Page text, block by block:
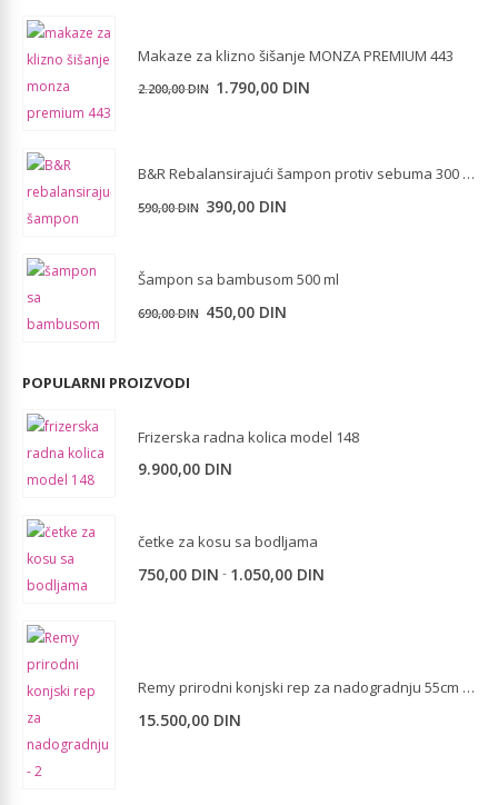
Makaze za klizno šišanje MONZA PREMIUM 443
2.200,00DIN Originalna
bila:
1.790,00 DIN
1.790,00 DIN.
B&R Rebalansirajući šampon protiv sebuma 300 ml
590,00DIN Originalna
bila:
590,00 DIN.
390,00 DIN
390,00 DIN.
Šampon sa bambusom 500 ml
690,00DIN Originalna
450,00 DIN
POPULARNI PROIZVODI
Frizerska radna kolica model 148
9.900,00 DIN
četke za kosu sa bodljama
750,00 DIN - 1.050,00 DIN
Remy prirodni konjski rep za nadogradnju 55cm - 2
15.500,00 DIN